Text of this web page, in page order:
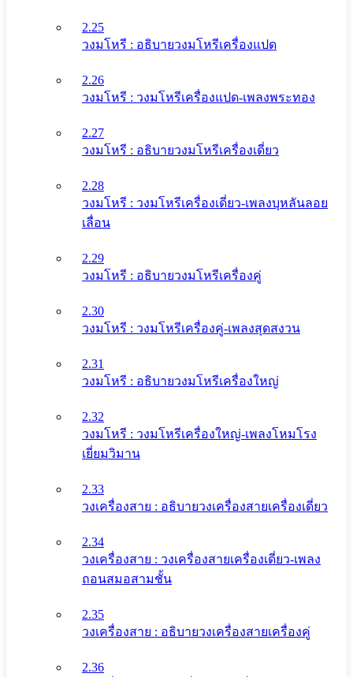
2.25
วงมโหรี : อธิบายวงมโหรีเครื่องแปด
2.26
วงมโหรี : วงมโหรีเครื่องแปด-เพลงพระทอง
2.27
วงมโหรี : อธิบายวงมโหรีเครื่องเดี่ยว
2.28
วงมโหรี : วงมโหรีเครื่องเดี่ยว-เพลงบุหลันลอย
เลื่อน
2.29
วงมโหรี : อธิบายวงมโหรีเครื่องคู่
2.30
วงมโหรี : วงมโหรีเครื่องคู่-เพลงสุดสงวน
2.31
วงมโหรี : อธิบายวงมโหรีเครื่องใหญ่
2.32
วงมโหรี : วงมโหรีเครื่องใหญ่-เพลงโหมโรง
เยี่ยมวิมาน
2.33
วงเครื่องสาย : อธิบายวงเครื่องสายเครื่องเดี่ยว
2.34
วงเครื่องสาย : วงเครื่องสายเครื่องเดี่ยว-เพลง
ถอนสมอสามชั้น
2.35
วงเครื่องสาย : อธิบายวงเครื่องสายเครื่องคู่
2.36